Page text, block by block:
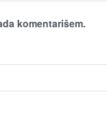
komentarišem.